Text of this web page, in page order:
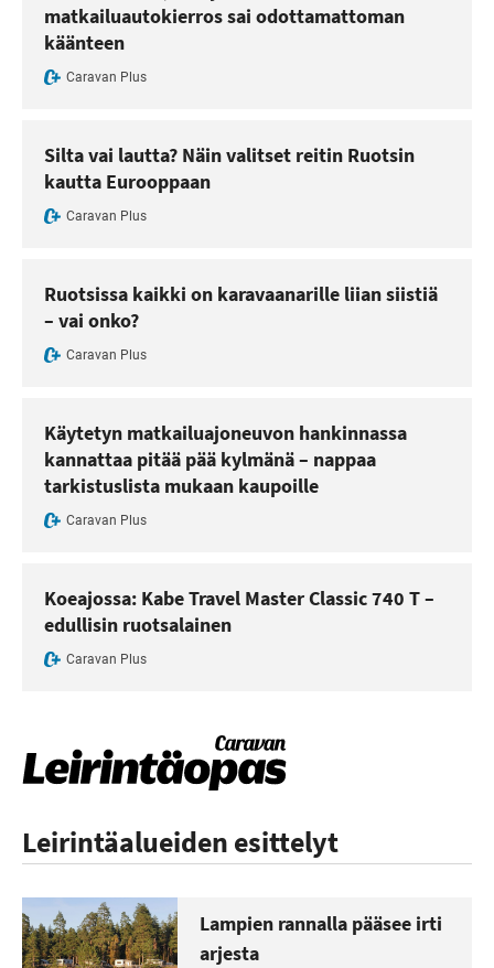
matkailuautokierros sai odottamattoman
käänteen
Caravan Plus
Silta vai lautta? Näin valitset reitin Ruotsin
kautta Eurooppaan
Caravan Plus
Ruotsissa kaikki on karavaanarille liian siistiä
– vai onko?
Caravan Plus
Käytetyn matkailuajoneuvon hankinnassa
kannattaa pitää pää kylmänä – nappaa
tarkistuslista mukaan kaupoille
Caravan Plus
Koeajossa: Kabe Travel Master Classic 740 T –
edullisin ruotsalainen
Caravan Plus
Leirintäalueiden esittelyt
Lampien rannalla pääsee irti
arjesta